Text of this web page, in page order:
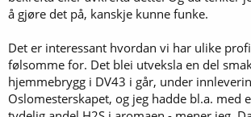
å gjøre det på, kanskje kunne funke.
Det er interessant hvordan vi har ulike
følsomme for. Det blei utveksla en del
hjemmebrygg i DV43 i går, under
Oslomesterskapet, og jeg hadde bl.a. med